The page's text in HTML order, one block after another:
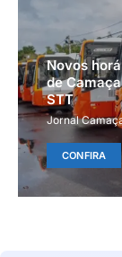
Novos
de
STT
Jornal
CONFIRA